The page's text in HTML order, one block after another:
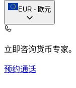
EUR - 欧元
立即咨询货币专家。
预约通话